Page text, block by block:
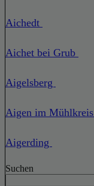
Aichedt
Aichet bei Grub
Aigelsberg
Aigen im Mühlkreis
Aigerding
Suchen